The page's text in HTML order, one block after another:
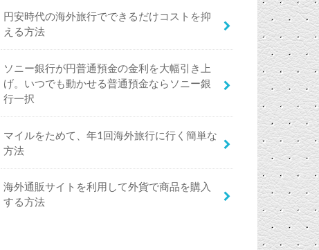
円安時代の海外旅行でできるだけコストを抑
える方法
ソニー銀行が円普通預金の金利を大幅引き上
げ。いつでも動かせる普通預金ならソニー銀
行一択
マイルをためて、年1回海外旅行に行く簡単な
方法
海外通販サイトを利用して外貨で商品を購入
する方法